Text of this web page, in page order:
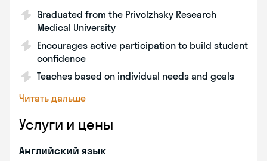
Graduated from the Privolzhsky Research
Medical University
Encourages active participation to build student
confidence
Teaches based on individual needs and goals
Читать дальше
Услуги и цены
Английский язык